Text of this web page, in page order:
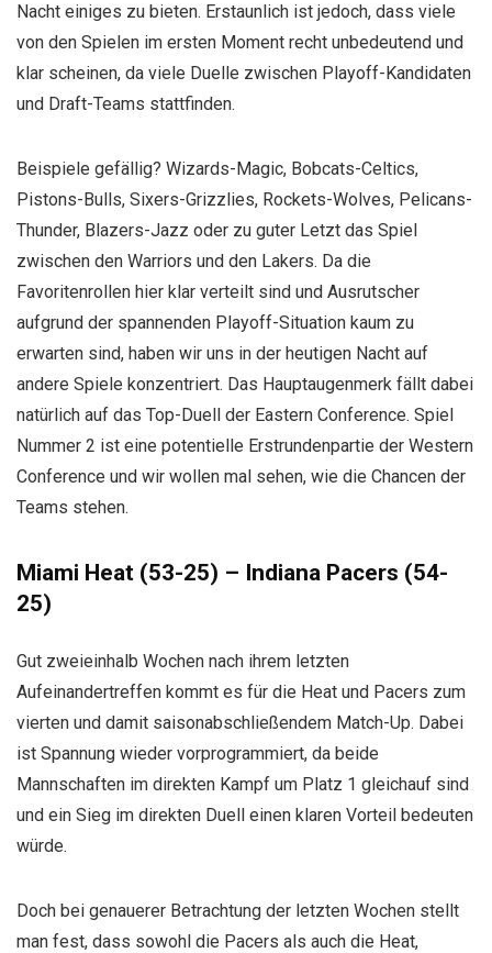
Nacht einiges zu bieten. Erstaunlich ist jedoch, dass viele
von den Spielen im ersten Moment recht unbedeutend und
klar scheinen, da viele Duelle zwischen Playoff-Kandidaten
und Draft-Teams stattfinden.
Beispiele gefällig? Wizards-Magic, Bobcats-Celtics,
Pistons-Bulls, Sixers-Grizzlies, Rockets-Wolves, Pelicans-
Thunder, Blazers-Jazz oder zu guter Letzt das Spiel
zwischen den Warriors und den Lakers. Da die
Favoritenrollen hier klar verteilt sind und Ausrutscher
aufgrund der spannenden Playoff-Situation kaum zu
erwarten sind, haben wir uns in der heutigen Nacht auf
andere Spiele konzentriert. Das Hauptaugenmerk fällt dabei
natürlich auf das Top-Duell der Eastern Conference. Spiel
Nummer 2 ist eine potentielle Erstrundenpartie der Western
Conference und wir wollen mal sehen, wie die Chancen der
Teams stehen.
Miami Heat (53-25) – Indiana Pacers (54-
25)
Gut zweieinhalb Wochen nach ihrem letzten
Aufeinandertreffen kommt es für die Heat und Pacers zum
vierten und damit saisonabschließendem Match-Up. Dabei
ist Spannung wieder vorprogrammiert, da beide
Mannschaften im direkten Kampf um Platz 1 gleichauf sind
und ein Sieg im direkten Duell einen klaren Vorteil bedeuten
würde.
Doch bei genauerer Betrachtung der letzten Wochen stellt
man fest, dass sowohl die Pacers als auch die Heat,